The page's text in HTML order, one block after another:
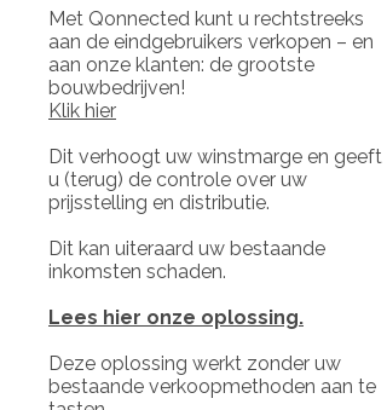
Met Qonnected kunt u rechtstreeks
aan de eindgebruikers verkopen – en
aan onze klanten: de grootste
bouwbedrijven!
Klik hier
Dit verhoogt uw winstmarge en geeft
u (terug) de controle over uw
prijsstelling en distributie.
Dit kan uiteraard uw bestaande
inkomsten schaden.
Lees hier onze oplossing.
Deze oplossing werkt zonder uw
bestaande verkoopmethoden aan te